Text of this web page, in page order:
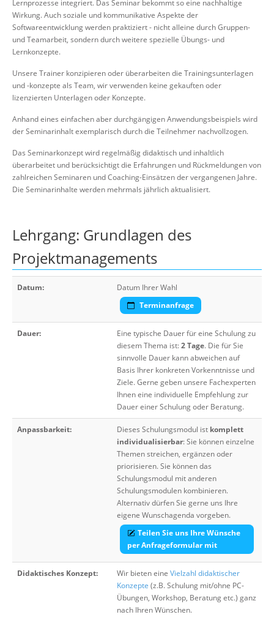
Lernprozesse integriert. Das Seminar bekommt so eine nachhaltige
Wirkung. Auch soziale und kommunikative Aspekte der
Softwareentwicklung werden praktiziert - nicht alleine durch Gruppen-
und Teamarbeit, sondern durch weitere spezielle Übungs- und
Lernkonzepte.
Unsere Trainer konzipieren oder überarbeiten die Trainingsunterlagen
und -konzepte als Team, wir verwenden keine gekauften oder
lizenzierten Unterlagen oder Konzepte.
Anhand eines einfachen aber durchgängigen Anwendungsbeispiels wird
der Seminarinhalt exemplarisch durch die Teilnehmer nachvollzogen.
Das Seminarkonzept wird regelmäßig didaktisch und inhaltlich
überarbeitet und berücksichtigt die Erfahrungen und Rückmeldungen von
zahlreichen Seminaren und Coaching-Einsätzen der vergangenen Jahre.
Die Seminarinhalte werden mehrmals jährlich aktualisiert.
Lehrgang: Grundlagen des
Projektmanagements
Datum:
Datum Ihrer Wahl
Terminanfrage
Dauer:
Eine typische Dauer für eine Schulung zu
diesem Thema ist:2 Tage. Die für Sie
sinnvolle Dauer kann abweichen auf
Basis Ihrer konkreten Vorkenntnisse und
Ziele. Gerne geben unsere Fachexperten
Ihnen eine individuelle Empfehlung zur
Dauer einer Schulung oder Beratung.
Anpassbarkeit: Dieses Schulungsmodul ist komplett
individualisierbar: Sie können einzelne
Themen streichen, ergänzen oder
priorisieren. Sie können das
Schulungsmodul mit anderen
Schulungsmodulen kombinieren.
Alternativ dürfen Sie gerne uns Ihre
eigene Wunschagenda vorgeben.
Teilen Sie uns Ihre Wünsche
per Anfrageformular mit
Didaktisches Konzept: Wir bieten eine Vielzahl didaktischer
Konzepte (z.B. Schulung mit/ohne PC-
Übungen, Workshop, Beratung etc.) ganz
nach Ihren Wünschen.